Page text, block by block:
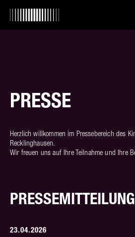
PRESSE
Herzlich willkommen im Pressebereich des
Recklinghausen.
Wir freuen uns auf Ihre Teilnahme und Ihre
23.04.2026